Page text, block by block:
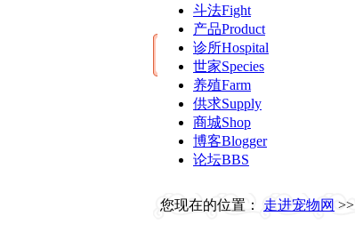
斗法Fight
产品Product
诊所Hospital
世家Species
养殖Farm
供求Supply
商城Shop
博客Blogger
论坛BBS
您现在的位置： 走进宠物网 >>